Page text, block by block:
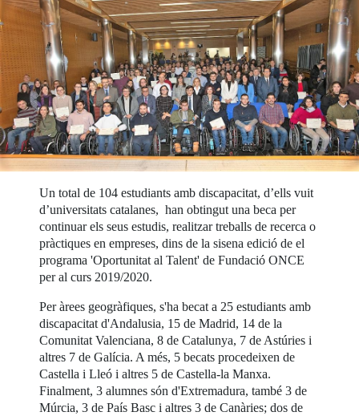
Un total de 104 estudiants amb discapacitat, d’ells vuit
d’universitats catalanes, han obtingut una beca per
continuar els seus estudis, realitzar treballs de recerca o
pràctiques en empreses, dins de la sisena edició de el
programa 'Oportunitat al Talent' de Fundació ONCE
per al curs 2019/2020.
Per àrees geogràfiques, s'ha becat a 25 estudiants amb
discapacitat d'Andalusia, 15 de Madrid, 14 de la
Comunitat Valenciana, 8 de Catalunya, 7 de Astúries i
altres 7 de Galícia. A més, 5 becats procedeixen de
Castella i Lleó i altres 5 de Castella-la Manxa.
Finalment, 3 alumnes són d'Extremadura, també 3 de
Múrcia, 3 de País Basc i altres 3 de Canàries; dos de